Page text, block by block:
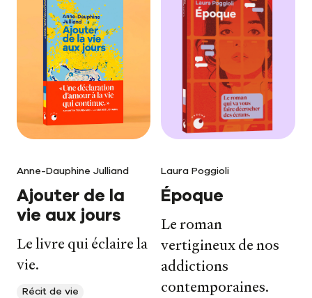
Anne-Dauphine Julliand
Ajouter de la
vie aux jours
Le livre qui éclaire la
vie.
Récit de vie
Laura Poggioli
Époque
Le roman
vertigineux de nos
addictions
contemporaines.